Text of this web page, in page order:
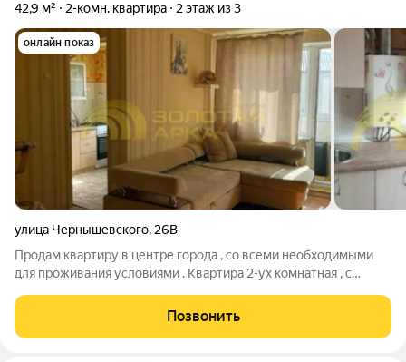
42,9 м² 2-комн. квартира 2 этаж из 3
онлайн показ
улица Чернышевского, 26В
Продам квартиру в центре города , со всеми необходимыми
для проживания условиями . Квартира 2-ух комнатная , с
светлая , теплая , расположенная к солнечной стороне. В
квартире имееются все
Позвонить